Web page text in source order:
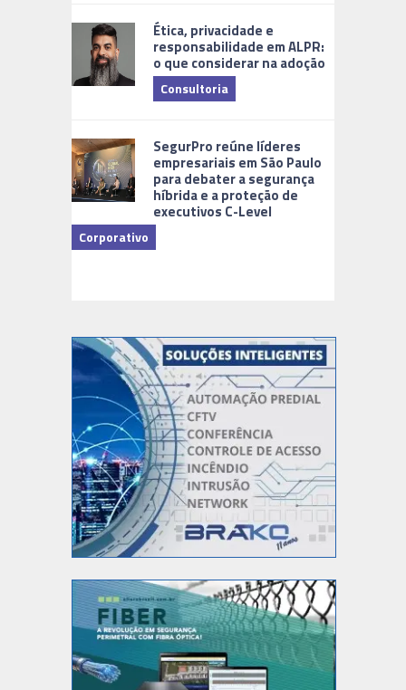
Ética, privacidade e
responsabilidade em ALPR:
o que considerar na adoção
Consultoria
SegurPro reúne líderes
empresariais em São Paulo
para debater a segurança
híbrida e a proteção de
executivos C-Level
Corporativo